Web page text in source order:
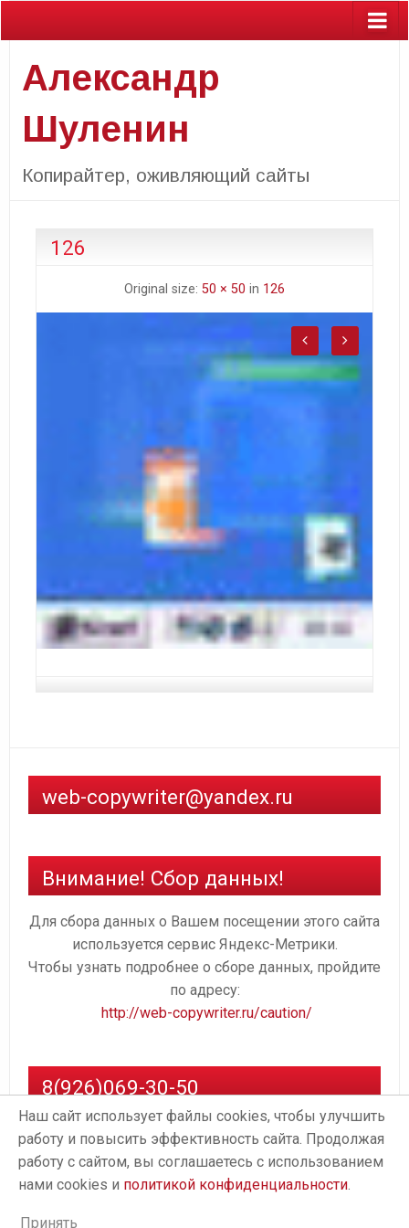
Александр
Шуленин
Копирайтер, оживляющий сайты
126
Original size: 50 × 50 in 126
web-copywriter@yandex.ru
Внимание! Сбор данных!
Для сбора данных о Вашем посещении этого сайта
используется сервис Яндекс-Метрики.
Чтобы узнать подробнее о сборе данных, пройдите
по адресу:
http://web-copywriter.ru/caution/
8(926)069-30-50
Наш сайт использует файлы cookies, чтобы улучшить
работу и повысить эффективность сайта. Продолжая
работу с сайтом, вы соглашаетесь с использованием
нами cookies и политикой конфиденциальности.
Принять